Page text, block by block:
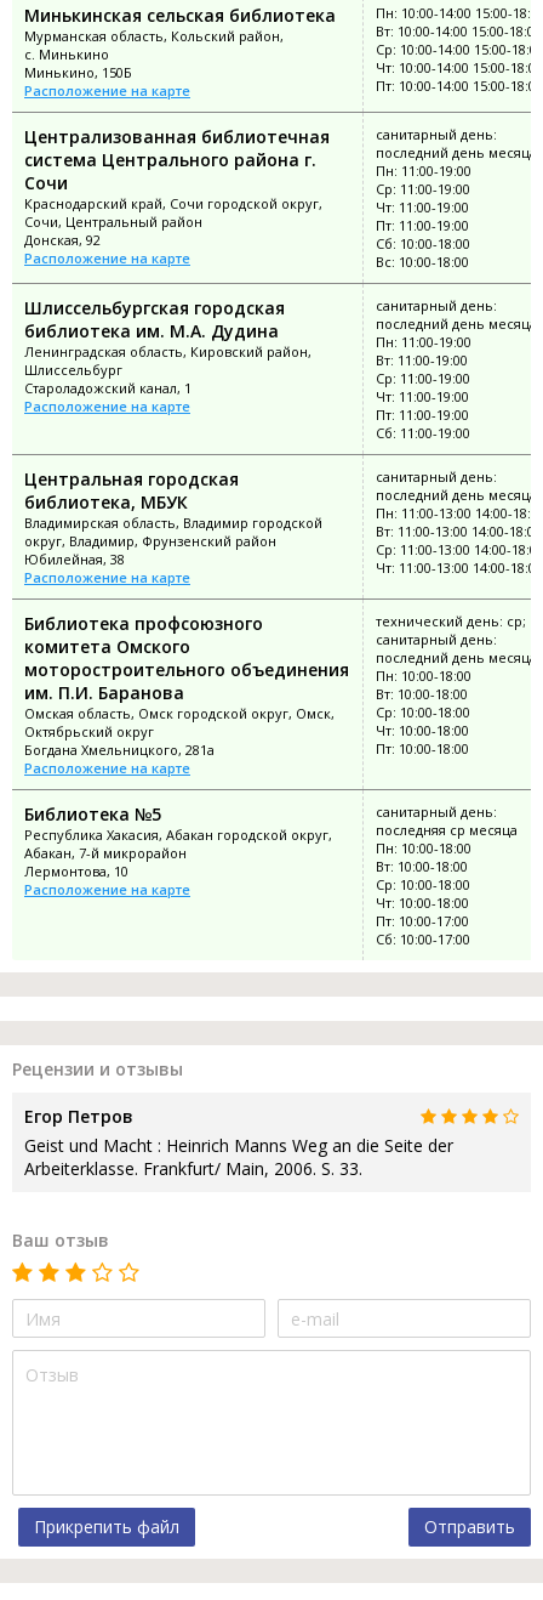
Минькинская сельская библиотека
Мурманская область, Кольский район,
с. Минькино
Минькино, 150Б
Расположение на карте
Пн: 10:00-14:00 15:00-
Вт: 10:00-14:00 15:00-18:00
Ср: 10:00-14:00 15:00-18:00
Чт: 10:00-14:00 15:00-18:00
Пт: 10:00-14:00 15:00-18:00
Централизованная библиотечная
система Центрального района г.
Сочи
Краснодарский край, Сочи городской округ,
Сочи, Центральный район
Донская, 92
Расположение на карте
санитарный день:
последний день месяца
Пн: 11:00-19:00
Ср: 11:00-19:00
Чт: 11:00-19:00
Пт: 11:00-19:00
Сб: 10:00-18:00
Вс: 10:00-18:00
Шлиссельбургская городская
библиотека им. М.А. Дудина
Ленинградская область, Кировский район,
Шлиссельбург
Староладожский канал, 1
Расположение на карте
санитарный день:
последний день месяца
Пн: 11:00-19:00
Вт: 11:00-19:00
Ср: 11:00-19:00
Чт: 11:00-19:00
Пт: 11:00-19:00
Сб: 11:00-19:00
Центральная городская
библиотека, МБУК
Владимирская область, Владимир городской
округ, Владимир, Фрунзенский район
Юбилейная, 38
Расположение на карте
санитарный день:
последний день месяца
Пн: 11:00-13:00 14:00-
Вт: 11:00-13:00 14:00-18:00
Ср: 11:00-13:00 14:00-18:00
Чт: 11:00-13:00 14:00-18:00
Библиотека профсоюзного
комитета Омского
моторостроительного объединения
им. П.И. Баранова
Омская область, Омск городской округ, Омск,
Октябрьский округ
Богдана Хмельницкого, 281а
Расположение на карте
технический день: ср;
санитарный день:
последний день месяца
Пн: 10:00-18:00
Вт: 10:00-18:00
Ср: 10:00-18:00
Чт: 10:00-18:00
Пт: 10:00-18:00
Библиотека №5
Республика Хакасия, Абакан городской округ,
Абакан, 7-й микрорайон
Лермонтова, 10
Расположение на карте
санитарный день:
последняя ср месяца
Пн: 10:00-18:00
Вт: 10:00-18:00
Ср: 10:00-18:00
Чт: 10:00-18:00
Пт: 10:00-17:00
Сб: 10:00-17:00
Рецензии и отзывы
Егор Петров
Geist und Macht : Heinrich Manns Weg an die Seite der
Arbeiterklasse. Frankfurt/ Main, 2006. S. 33.
Ваш отзыв
Прикрепить файл Отправить